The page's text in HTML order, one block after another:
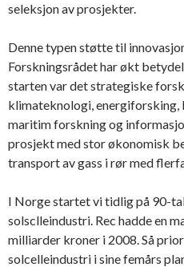
seleksjon av prosjekter.
Denne typen støtte til
Forskningsrådet har økt
starten var det strategiske
klimateknologi,
maritim forskning og
prosjekt med stor økonomisk
transport av gass i rør med
I Norge startet vi tidlig på 90-
solsclleindustri. Rec hadde en
milliarder kroner i 2008. Så
solcelleindustri i sine femårs